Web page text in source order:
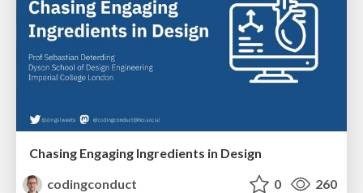
Chasing Engaging Ingredients in Design
codingconduct
0 260